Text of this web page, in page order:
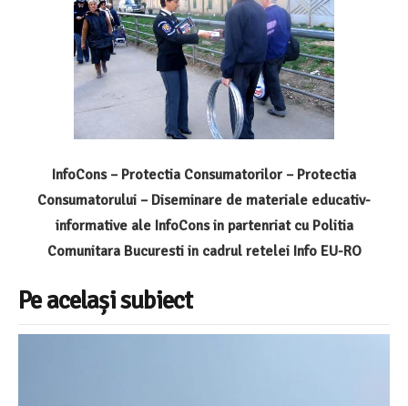
InfoCons – Protectia Consumatorilor – Protectia
Consumatorului – Diseminare de materiale educativ-
informative ale InfoCons in partenriat cu Politia
Comunitara Bucuresti in cadrul retelei Info EU-RO
Pe același subiect